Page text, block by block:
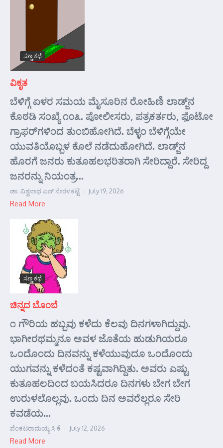
ಸಣ್ಣ ಕಥೆ
ವಿಕೃತ
ಬೆಳಿಗ್ಗೆ ಏಳರ ಸಮಯ ಮೈಸೂರಿನ ರೋಹಿಣಿ ಲಾಡ್ಜ್‌ನ
ಕೊಠಡಿ ಸಂಖ್ಯೆ ೧೦೩. ಪೋಲೀಸರು, ಪತ್ರಕರ್ತರು, ಫೊಟೋ
ಗ್ರಾಫರ್‌ಗಳಿಂದ ತುಂಬಿಹೋಗಿದೆ. ಬೆಳ್ಳಂ ಬೆಳಿಗ್ಗೆಯೇ
ಯುವತಿಯೊಬ್ಬಳ ಕೊಲೆ ನಡೆದುಹೋಗಿದೆ. ಲಾಡ್ಜ್‌ನ
ಹೊರಗೆ ಜನರು ಕುತೂಹಲಭರಿತರಾಗಿ ಸೇರಿದ್ದಾರೆ. ಸೇರಿದ್ದ
ಜನರನ್ನು ನಿಯಂತ್ರ...
ಡಾ. ವಿಶ್ವನಾಥ ಎನ್ ನೇರಳಕಟ್ಟೆ July 19, 2026
Read More
ಸಣ್ಣ ಕಥೆ
ಚಿನ್ನದ ಬೊಂಬೆ
೧ ಗೌರಿಯ ಹಬ್ಬವು ಕಳೆದು ಕೆಲವು ದಿನಗಳಾಗಿದ್ದುವು.
ಭಾಗೀರಥಮ್ಮನೂ ಅವಳ ಜೊತೆಯ ಹುಡುಗಿಯರೂ
ಒಂದೊಂದು ದಿನವನ್ನು ಕಳೆಯುವುದೂ ಒಂದೊಂದು
ಯುಗವನ್ನು ಕಳೆದಂತೆ ಕಷ್ಟವಾಗಿದ್ದಿತು. ಅವರು ಎಷ್ಟು
ಕುತೂಹಲದಿಂದ ಬಯಸಿದರೂ ದಿನಗಳು ಬೇಗ ಬೇಗ
ಉರುಳಲೊಲ್ಲವು. ಒಂದು ದಿನ ಅವರೆಲ್ಲರೂ ಸೇರಿ
ಕವಡೆಯ...
ವೆಂಕಟರಾಮಯ್ಯ ಸಿ ಕೆ July 12, 2026
Read More